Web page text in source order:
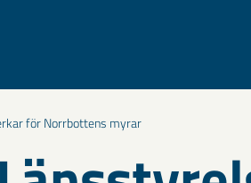
för Norrbottens myrar